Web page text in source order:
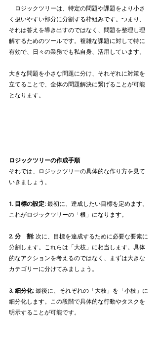
ロジックツリーは、特定の問題や課題をより小さ
く扱いやすい部分に分割する枠組みです。つまり、
それは答えを導き出すのではなく、問題を整理し理
解するためのツールです。複雑な課題に対して特に
有効で、日々の業務でも私自身、活用しています。
大きな問題を小さな問題に分け、それぞれに対策を
立てることで、全体の問題解決に繋げることが可能
となります。
ロジックツリーの作成手順
それでは、ロジックツリーの具体的な作り方を見て
いきましょう。
1. 目標の設定: 最初に、達成したい目標を定めます。
これがロジックツリーの「根」になります。
2. 分　割: 次に、目標を達成するために必要な要素に
分割します。これらは「大枝」に相当します。具体
的なアクションを考えるのではなく、まずは大きな
カテゴリーに分けてみましょう。
3. 細分化: 最後に、それぞれの「大枝」を「小枝」に
細分化します。この段階で具体的な行動やタスクを
明示することが可能です。